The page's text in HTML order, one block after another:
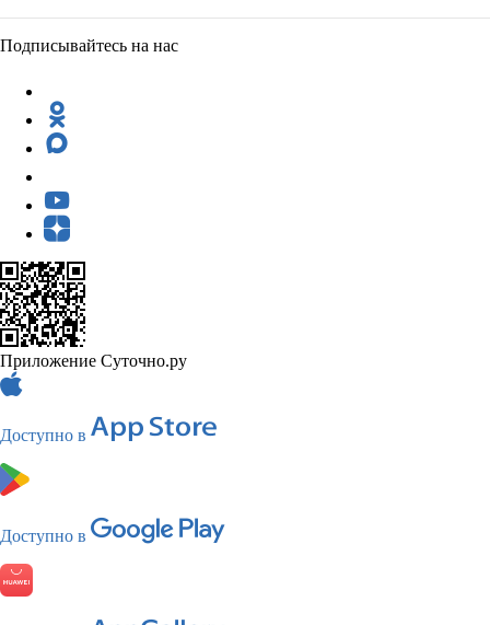
Подписывайтесь на нас
Приложение Суточно.ру
Доступно в
Доступно в